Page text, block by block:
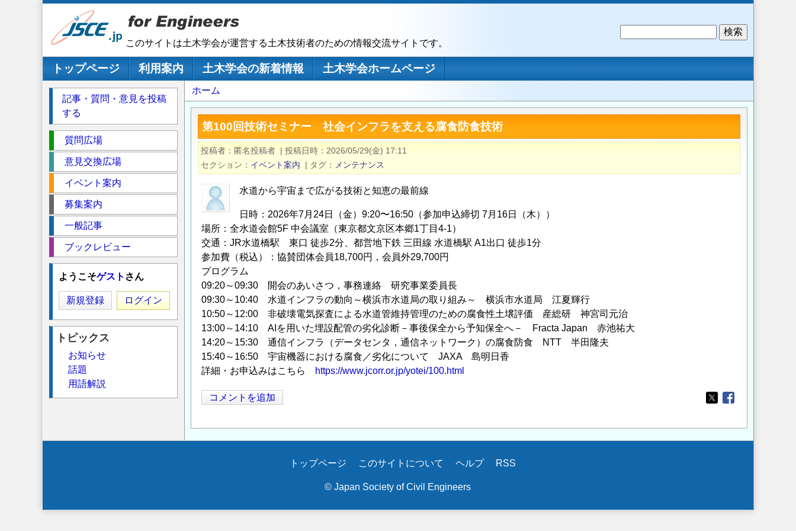
このサイトは土木学会が運営する土木技術者のための情報交流サイトです。
メインナビゲーション
トップページ 利用案内 土木学会の新着情報
土木学会ホームページ
パ
ン
く
ず
ホーム
第100回技術セミナー 社会インフラを支える腐食防食技術
投稿者 匿名投稿者 | 投稿日時
2026/05/29(金) 17:11
セクション
イベント案内 | タグ メンテナンス
水道から宇宙まで広がる技術と知恵の最前線
日時：2026年7月24日（金）9:20〜16:50（参加申込締切 7月16日（木））
場所：全水道会館5F 中会議室（東京都文京区本郷1丁目4-1）
交通：JR水道橋駅 東口 徒歩2分、都営地下鉄 三田線 水道橋駅 A1出口 徒歩1分
参加費（税込）：協賛団体会員18,700円，会員外29,700円
プログラム
09:20～09:30 開会のあいさつ，事務連絡 研究事業委員長
09:30～10:40 水道インフラの動向～横浜市水道局の取り組み～ 横浜市水道局 江夏輝行
10:50～12:00 非破壊電気探査による水道管維持管理のための腐食性土壌評価 産総研 神宮司元治
13:00～14:10 AIを用いた埋設配管の劣化診断－事後保全から予知保全へ－ Fracta Japan 赤池祐大
14:20～15:30 通信インフラ（データセンタ，通信ネットワーク）の腐食防食 NTT 半田隆夫
15:40～16:50 宇宙機器における腐食／劣化について JAXA 島明日香
詳細・お申込みはこちら
https://www.jcorr.or.jp/yotei/100.html
コメントを追加
Opens in a new
Opens in a new
記事・質問・意見を投稿
する
ク
シ
質問広場
意見交換広場
イベント案内
募集案内
一般記事
ブックレビュー
ようこそゲスト さん
新規登録 ログイン
トピックス
お知らせ
話題
用語解説
トップページ このサイトについて ヘルプ RSS
© Japan Society of Civil Engineers